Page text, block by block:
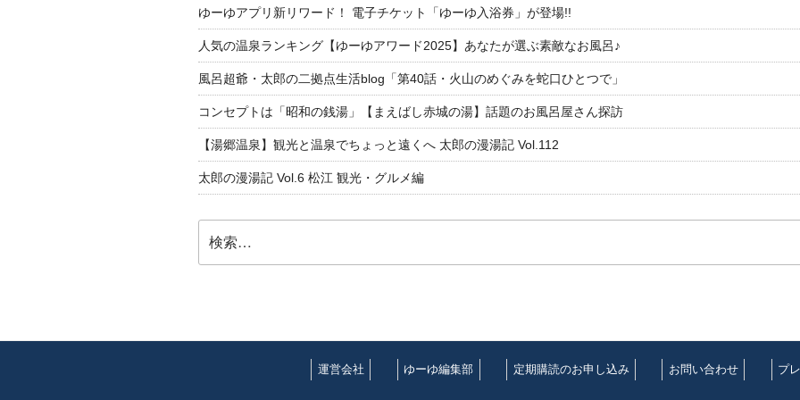
ゆーゆアプリ新リワード！ 電子チケット「ゆーゆ入浴券」が登場!!
人気の温泉ランキング【ゆーゆアワード2025】あなたが選ぶ素敵なお風呂♪
風呂超爺・太郎の二拠点生活blog「第40話・火山のめぐみを蛇口ひとつで」
コンセプトは「昭和の銭湯」【まえばし赤城の湯】話題のお風呂屋さん探訪
【湯郷温泉】観光と温泉でちょっと遠くへ 太郎の漫湯記 Vol.112
太郎の漫湯記 Vol.6 松江 観光・グルメ編
索:
運営会社 ゆーゆ編集部 定期購読のお申し込み お問い合わせ プ